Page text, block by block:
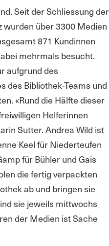
Seit der Schliessung der
über 3300 Medien
871 Kundinnen
mehrmals besucht.
aufgrund des
des Bibliothek-Teams und
«Rund die Hälfte dieser
Helferinnen
Sutter. Andrea Wild ist
Keel für Niederteufen
für Bühler und Gais
die fertig verpackten
ab und bringen sie
sie jeweils mittwochs
der Medien ist Sache